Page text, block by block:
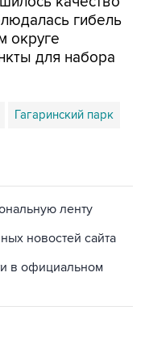
гибель
округе
для набора
Гагаринский парк
ленту
новостей сайта
в официальном